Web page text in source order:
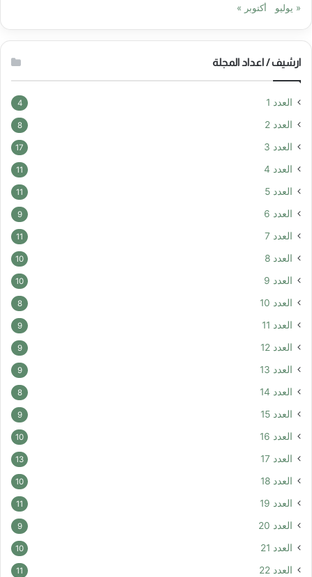
« يوليو أكتوبر »
ارشيف / اعداد المجلة
العدد 1 4
العدد 2 8
العدد 3 17
العدد 4 11
العدد 5 11
العدد 6 9
العدد 7 11
العدد 8 10
العدد 9 10
العدد 10 8
العدد 11 9
العدد 12 9
العدد 13 9
العدد 14 8
العدد 15 9
العدد 16 10
العدد 17 13
العدد 18 10
العدد 19 11
العدد 20 9
العدد 21 10
العدد 22 11